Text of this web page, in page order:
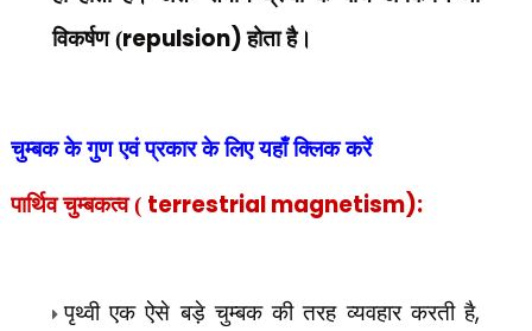
विकर्षण (repulsion)होता है।
चुम्बक के गुण एवं प्रकार के लिए यहाँ क्लिक करें
पार्थिव चुम्बकत्व ( terrestrial magnetism):
पृथ्वी एक ऐसे बड़े चुम्बक की तरह व्यवहार करती है,